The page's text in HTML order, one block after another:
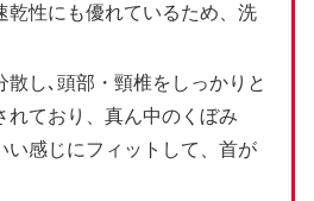
乾性にも優れているため、洗
散し､頭部・頸椎をしっかりと
れており、真ん中のくぼみ
い感じにフィットして、首が